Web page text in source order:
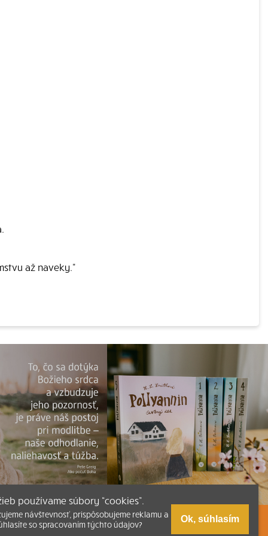
až naveky."
Tlačená verzia Písma
používame súbory “cookies”.
návštevnosť, prispôsobujeme reklamu a
so spracovaním týchto údajov?
Ok, súhlasím